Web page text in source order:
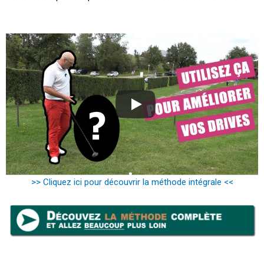
>> Cliquez ici pour découvrir la méthode intégrale <<